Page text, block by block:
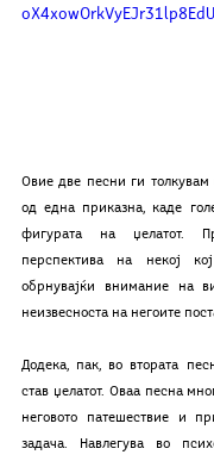
Овие две песни ги толкувам
од една приказна, каде
фигурата на џелатот.
перспектива на некој
обрнувајќи внимание на
неизвесноста на негоите
Додека, пак, во втората
став џелатот. Оваа песна
неговото патешествие и
задача. Навлегува во